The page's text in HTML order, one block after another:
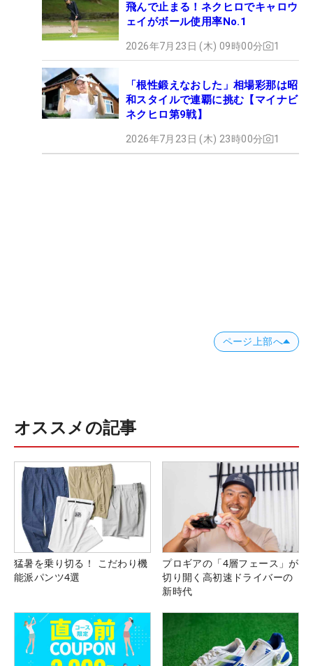
飛んで止まる！ネクヒロでキャロウ
ェイがボール使用率No.1
2026年7月23日 (木) 09時00分 1
「根性鍛えなおした」相場彩那は昭
和スタイルで連覇に挑む【マイナビ
ネクヒロ第9戦】
2026年7月23日 (木) 23時00分 1
ページ上部へ
オススメの記事
猛暑を乗り切る！ こだわり機
能派パンツ4選
プロギアの「4層フェース」が
切り開く高初速ドライバーの
新時代